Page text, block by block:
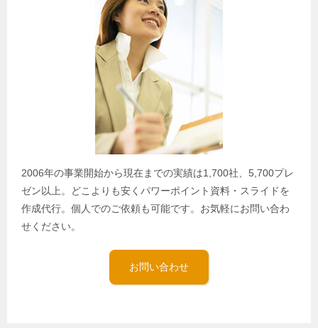
2006年の事業開始から現在までの実績は1,700社、5,700プレ
ゼン以上。どこよりも安くパワーポイント資料・スライドを
作成代行。個人でのご依頼も可能です。お気軽にお問い合わ
せください。
お問い合わせ